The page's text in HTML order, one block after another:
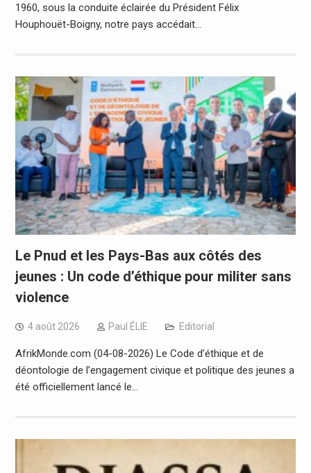
1960, sous la conduite éclairée du Président Félix
Houphouët-Boigny, notre pays accédait…
Le Pnud et les Pays-Bas aux côtés des
jeunes : Un code d’éthique pour militer sans
violence
4 août 2026 Paul ÉLIE Editorial
AfrikMonde.com (04-08-2026) Le Code d’éthique et de
déontologie de l’engagement civique et politique des jeunes a
été officiellement lancé le…